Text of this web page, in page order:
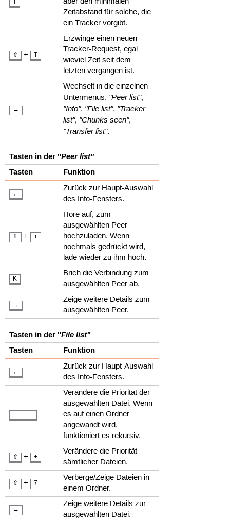
T
Zeitabstand für solche, die
ein Tracker vorgibt.
⇧ + T
Erzwinge einen neuen
Tracker-Request, egal
wieviel Zeit seit dem
letzten vergangen ist.
→
Wechselt in die einzelnen
Untermenüs: "Peer list",
"Info", "File list", "Tracker
list", "Chunks seen",
"Transfer list".
Tasten in der "Peer list"
Tasten
Funktion
←
Zurück zur Haupt-Auswahl
des Info-Fensters.
⇧ + +
Höre auf, zum
ausgewählten Peer
hochzuladen. Wenn
nochmals gedrückt wird,
lade wieder zu ihm hoch.
K
Brich die Verbindung zum
ausgewählten Peer ab.
→
Zeige weitere Details zum
ausgewählten Peer.
Tasten in der "File list"
Tasten
Funktion
←
Zurück zur Haupt-Auswahl
des Info-Fensters.
Verändere die Priorität der
ausgewählten Datei. Wenn
es auf einen Ordner
angewandt wird,
funktioniert es rekursiv.
⇧ + +
Verändere die Priorität
sämtlicher Dateien.
⇧ + 7
Verberge/Zeige Dateien in
einem Ordner.
→
Zeige weitere Details zur
ausgewählten Datei.